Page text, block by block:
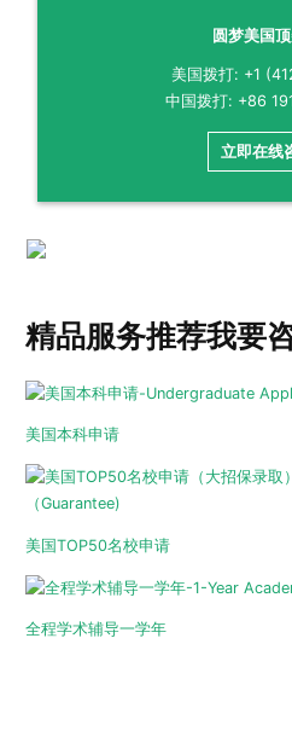
圆梦美国
美国拨打: +1
中国拨打: +86
立即在线
精品服务推荐我要
美国本科申请
美国TOP50名校申请
全程学术辅导一学年